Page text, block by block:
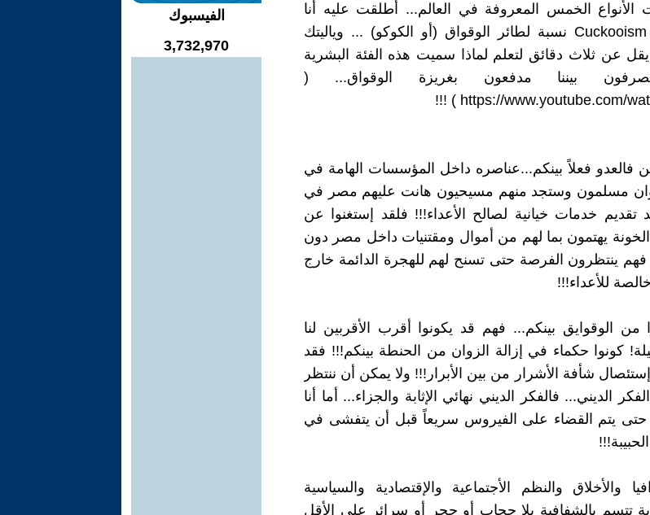
الأنواع الخمس المعروفة في العالم... أطلقت عليه أنا
توماس برنابا الوقواقية Cuckooism نسبة لطائر الوقواق (أو الكوكو) ... وياليتك
يقل عن ثلاث دقائق لتعلم لماذا سميت هذه الفئة البشرية
بيننا مدفعون بغريزة الوقواق... (
https://www.youtube.com/
) !!!
فالعدو فعلاً بينكم...عناصره داخل المؤسسات الهامة في
مسلمون وستجد منهم مسيحيون هانت عليهم مصر في
تقديم خدمات خيانية لصالح الأعداء!!! فلقد إستغنوا عن
يهتمون بما لهم من أموال ومقتنيات داخل مصر دون
ينتظرون الفرصة حتى تسنح لهم للهجرة الدائمة خارج
للأعداء!!!
من الوقوايق بينكم... فهم قد يكونوا أقرب الأقربين لنا
كونوا حكماء في إزالة الزوان من الحنطة بينكم!!! فقد
شأفة الأشرار من بين الأبرار!!! ولا يمكن أن ننتظر
الديني... فالفكر الديني نهائي الإثابة والجزاء... أما أنا
حتى يتم القضاء على الفيروس سريعاً قبل أن يتفشى في
والأخلاق والنظم الأجتماعية والإقتصادية والسياسية
تتسم بالشفافية بلا حجاب أو حجر أو سرائر على الأقل
الفيسبوك
3,732,970